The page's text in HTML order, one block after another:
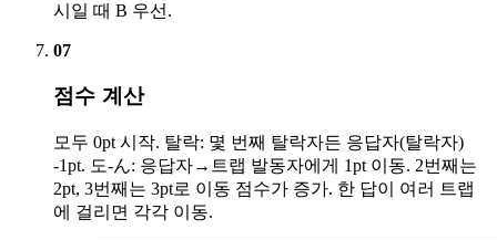
시일 때 B 우선.
07
점수 계산
모두 0pt 시작. 탈락: 몇 번째 탈락자든 응답자(탈락자)
-1pt. 도-ん: 응답자→트랩 발동자에게 1pt 이동. 2번째는
2pt, 3번째는 3pt로 이동 점수가 증가. 한 답이 여러 트랩
에 걸리면 각각 이동.